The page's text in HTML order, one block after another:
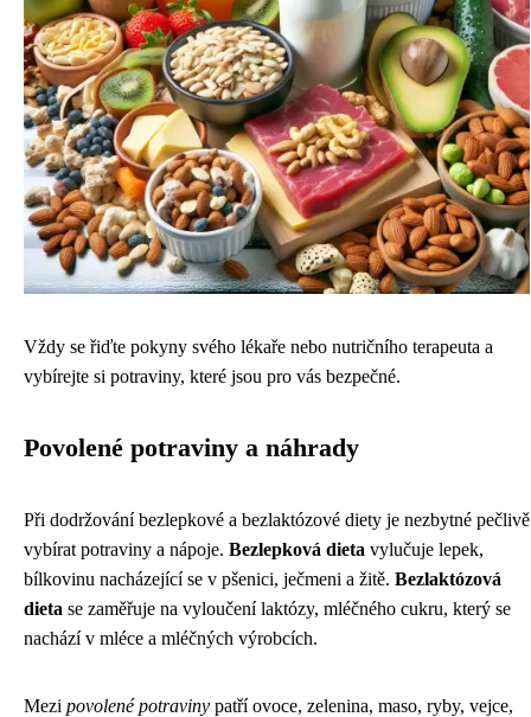
Vždy se řiďte pokyny svého lékaře nebo nutričního terapeuta a
vybírejte si potraviny, které jsou pro vás bezpečné.
Povolené potraviny a náhrady
Při dodržování bezlepkové a bezlaktózové diety je nezbytné pečlivě
vybírat potraviny a nápoje. Bezlepková dieta vylučuje lepek,
bílkovinu nacházející se v pšenici, ječmeni a žitě. Bezlaktózová
dieta se zaměřuje na vyloučení laktózy, mléčného cukru, který se
nachází v mléce a mléčných výrobcích.
Mezi povolené potraviny patří ovoce, zelenina, maso, ryby, vejce,